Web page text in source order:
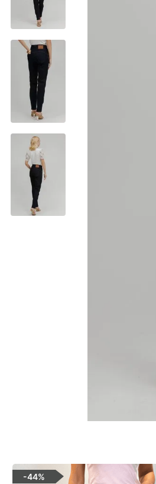
-44%